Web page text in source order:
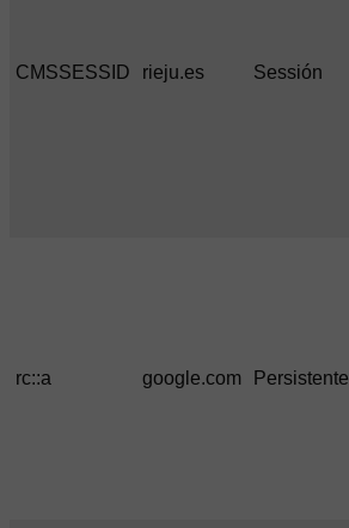
CMSSESSID rieju.es Sessión
rc::a google.com Persistente